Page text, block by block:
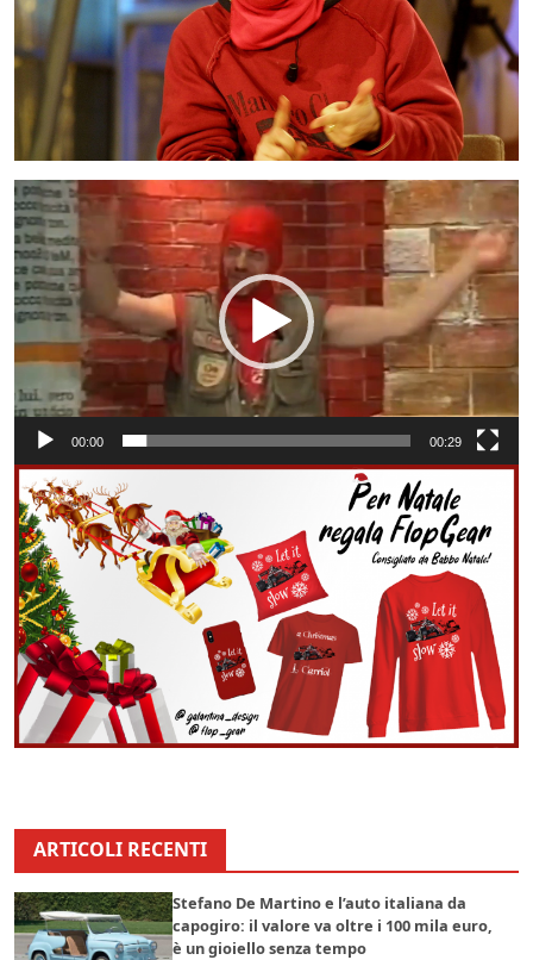
Video
Player
00:00 00:29
ARTICOLI RECENTI
Stefano De Martino e l’auto italiana da
capogiro: il valore va oltre i 100 mila euro,
è un gioiello senza tempo